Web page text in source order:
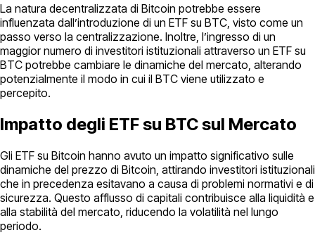
La natura decentralizzata di Bitcoin potrebbe essere
influenzata dall’introduzione di un ETF su BTC, visto come un
passo verso la centralizzazione. Inoltre, l’ingresso di un
maggior numero di investitori istituzionali attraverso un ETF su
BTC potrebbe cambiare le dinamiche del mercato, alterando
potenzialmente il modo in cui il BTC viene utilizzato e
percepito.
Impatto degli ETF su BTC sul Mercato
Gli ETF su Bitcoin hanno avuto un impatto significativo sulle
dinamiche del prezzo di Bitcoin, attirando investitori istituzionali
che in precedenza esitavano a causa di problemi normativi e di
sicurezza. Questo afflusso di capitali contribuisce alla liquidità e
alla stabilità del mercato, riducendo la volatilità nel lungo
periodo.